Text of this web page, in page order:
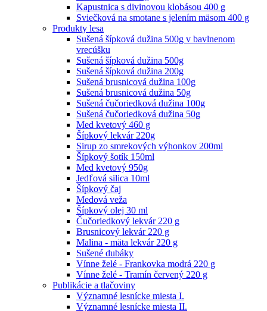
Kapustnica s divinovou klobásou 400 g
Sviečková na smotane s jelením mäsom 400 g
Produkty lesa
Sušená šípková dužina 500g v bavlnenom
vrecúšku
Sušená šípková dužina 500g
Sušená šípková dužina 200g
Sušená brusnicová dužina 100g
Sušená brusnicová dužina 50g
Sušená čučoriedková dužina 100g
Sušená čučoriedková dužina 50g
Med kvetový 460 g
Šípkový lekvár 220g
Sirup zo smrekových výhonkov 200ml
Šípkový šotík 150ml
Med kvetový 950g
Jedľová silica 10ml
Šípkový čaj
Medová veža
Šípkový olej 30 ml
Čučoriedkový lekvár 220 g
Brusnicový lekvár 220 g
Malina - mäta lekvár 220 g
Sušené dubáky
Vínne želé - Frankovka modrá 220 g
Vínne želé - Tramín červený 220 g
Publikácie a tlačoviny
Významné lesnícke miesta I.
Významné lesnícke miesta II.